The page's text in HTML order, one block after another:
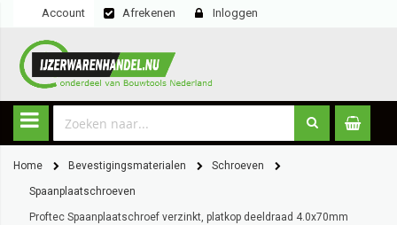
Account Afrekenen Inloggen
Home Bevestigingsmaterialen Schroeven
Spaanplaatschroeven
Proftec Spaanplaatschroef verzinkt, platkop deeldraad 4.0x70mm